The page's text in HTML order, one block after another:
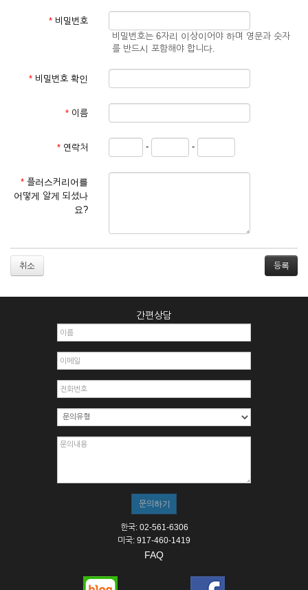
것으로 간주됩니다.
제3조 (약관의 외 준칙)
관계법령의 규정에 따릅니다.
① 서비스 이용계약은 서비스 이용 희망자가 본 약관에 동의한
를 심사, 승낙함으로써 성립하며, 회사는 신청자의 실명 확인 절
차를 밟을 수 있습니다.
② 회원가입시 입력한 ID는 변경할 수 없으며, 회원 1인당 한 개
의 ID가 발급됩니다. 부득이한 경우로 인해 변경하고자 하는 경
거절하거나 취소할 수 있으며, 실명으로 등록하지 않은 자의 일
2. 개인정보를 허위로 기재하여 신청할 경우
3. 경쟁 관게에 있는 이용자가 신청할 경우
4. 타인의 서비스 이용을 방해하거나, 정보를 도용한 경우
6. 이용자가 영업활동 또는 부정한 용도로 본 서비스를 이용할
7. 회사의 정보를 사전 승낙 없이 전재, 변조, 복사하여 이용하
8. 기타 회사가 정한 제반 사항을 위반하며 신청하는 경우
제5조 (서비스의 이용 및 중지)
② 시스템 점검, 교체 및 고장, 기술적인 이유, 국가비상사태, 정
스가 불가능할 경우 회사는 사전 공지나 예고 없이 서비스의 전
부 또는 일부를 일시적 또는 영구적으로 중지할 수 있습니다.
③ 기타 회사는 서비스를 제공할 수 없는 합당한 사유가 발생한
④ 회사는 제 2항 및 제 3항의 사유로 서비스의 제공이 일시적
여 배상하지 않습니다.
* 비밀번호
비밀번호는 6자리 이상이어야 하며 영문과 숫자
를 반드시 포함해야 합니다.
* 비밀번호 확인
* 이름
* 연락처 - -
* 플러스커리어를
어떻게 알게 되셨나
요?
취소
간편상담
한국: 02-561-6306
미국: 917-460-1419
FAQ